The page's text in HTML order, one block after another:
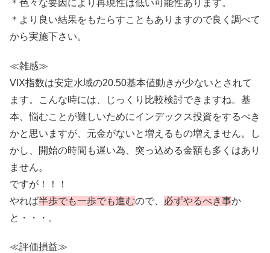
＊色々な要因により再現性は低い可能性あります。
＊より良い結果をもたらすこともありますので良く調べて
から実施下さい。
≪雑感≫
VIX指数は安定水域の20.50基本値動きが少ないとされて
ます。こんな時には、じっくり比較検討できますね。基
本、悩むことが難しいためにインデックス投資をするべき
かと思いますが、元金がないと増えるもの増えません。し
かし、開始の時間も遅い為、突っ込める金額も多くはあり
ません。
ですが！！！
やれば半歩でも一歩でも進むので、 必ずやるべき事か
と・・・。
≪評価損益≫